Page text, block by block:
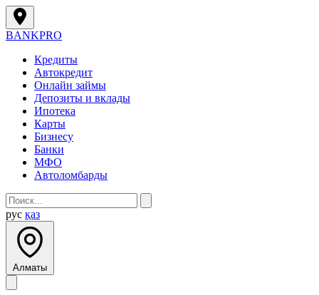
BANKPRO
Кредиты
Автокредит
Онлайн займы
Депозиты и вклады
Ипотека
Карты
Бизнесу
Банки
МФО
Автоломбарды
рус қаз
Алматы